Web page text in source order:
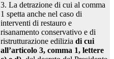
3. La detrazione di cui al comma
1 spetta anche nel caso di
interventi di restauro e
risanamento conservativo e di
ristrutturazione edilizia di cui
all’articolo 3, comma 1, lettere